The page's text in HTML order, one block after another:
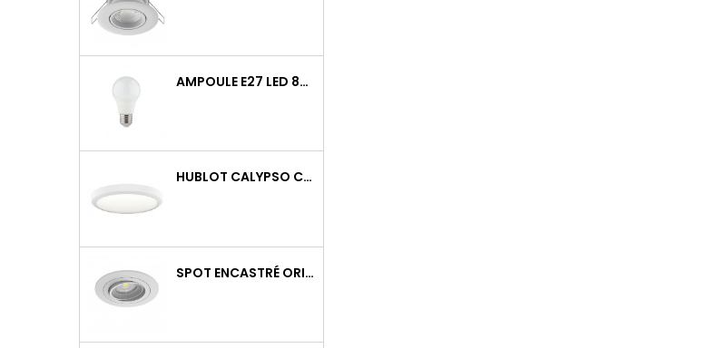
AMPOULE E27 LED 8W RAPID PRO V2 4000K 810LM
HUBLOT CALYPSO CCT 9-18W 2000LM ON/OFF IK10 BLANC
SPOT ENCASTRÉ ORIENTABLE WATTO GU10 AUTO BLANC